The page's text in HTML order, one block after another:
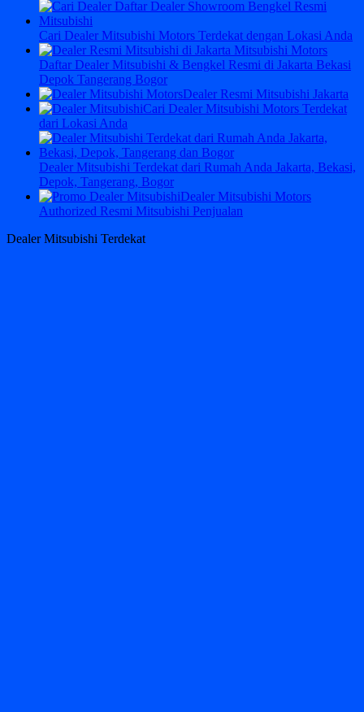
Cari Dealer Mitsubishi Motors Terdekat dengan Lokasi Anda
Daftar Dealer Mitsubishi & Bengkel Resmi di Jakarta Bekasi
Depok Tangerang Bogor
Dealer Resmi Mitsubishi Jakarta
Cari Dealer Mitsubishi Motors Terdekat
dari Lokasi Anda
Dealer Mitsubishi Terdekat dari Rumah Anda Jakarta, Bekasi,
Depok, Tangerang, Bogor
Dealer Mitsubishi Motors
Authorized Resmi Mitsubishi Penjualan
Dealer Mitsubishi Terdekat